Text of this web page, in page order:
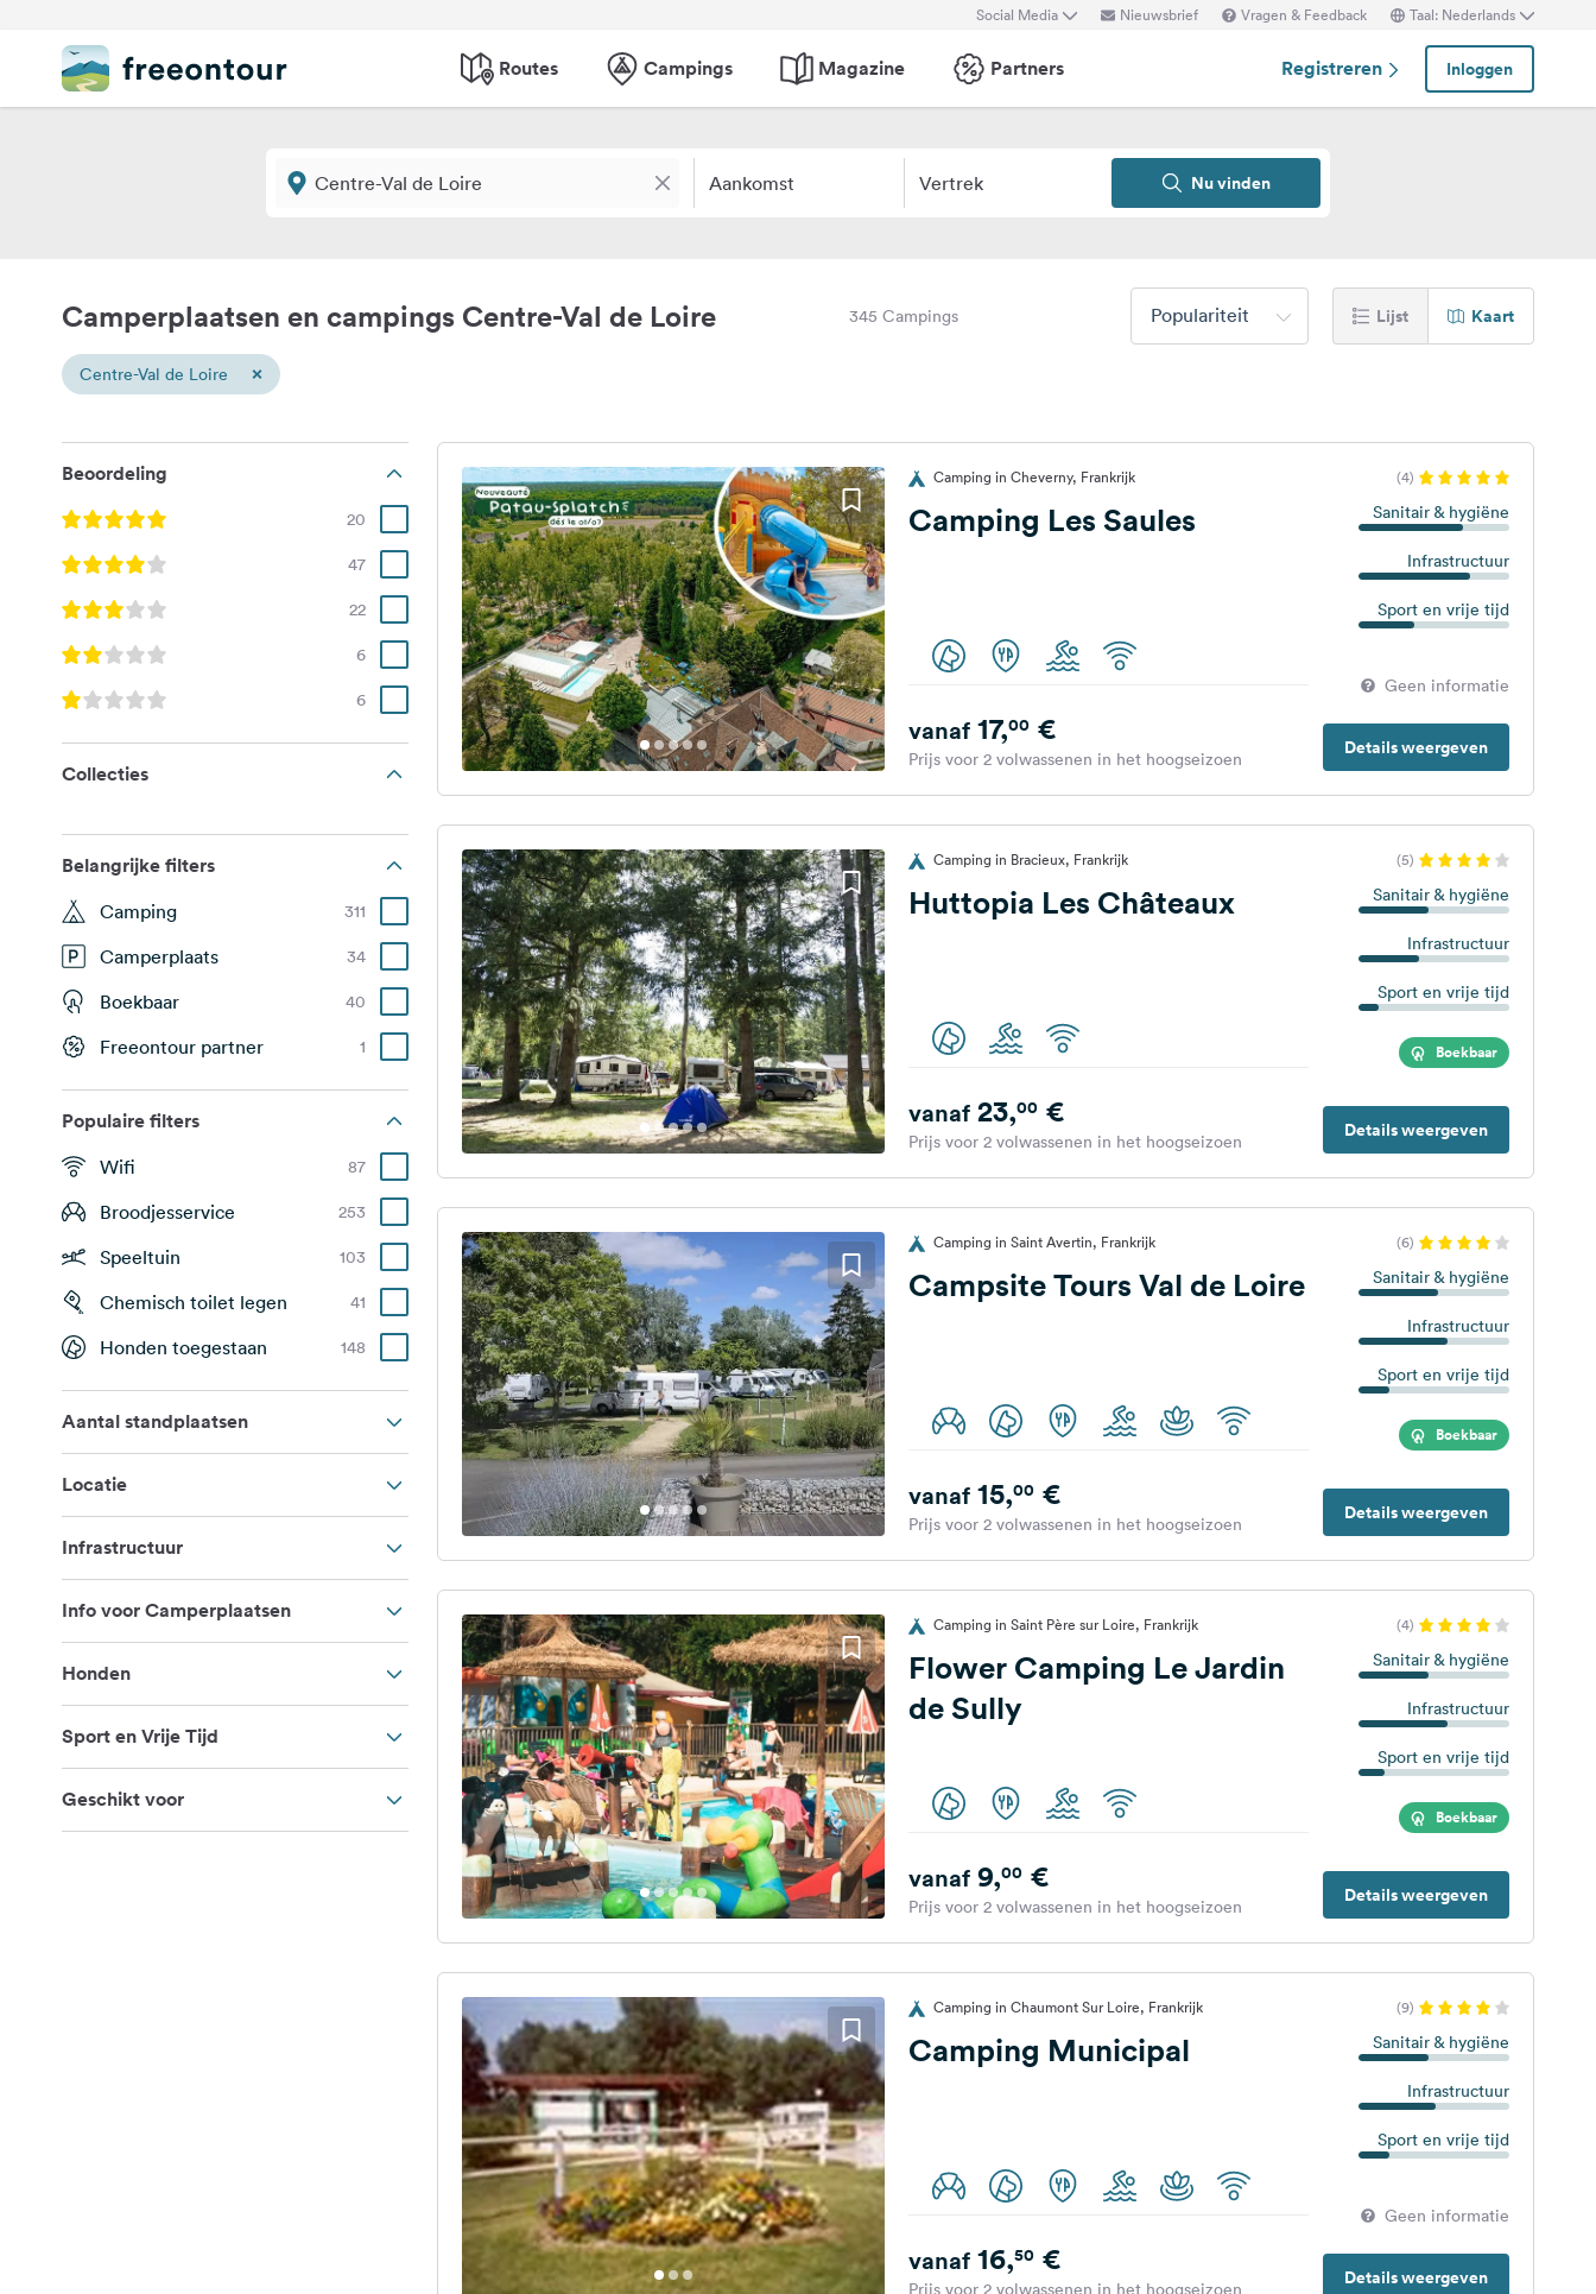
Social Media Nieuwsbrief Vragen & Feedback Taal: Nederlands
Routes Campings Magazine Partners Registreren Inloggen
Aankomst Vertrek Nu vinden
Camperplaatsen en campings Centre-Val de Loire 345 Campings Populariteit Lijst Kaart
Centre-Val de Loire ×
Beoordeling
20
47
22
6
6
Collecties
Belangrijke filters
Camping 311
Camperplaats 34
Boekbaar 40
Freeontour partner 1
Populaire filters
Wifi 87
Broodjesservice 253
Speeltuin 103
Chemisch toilet legen 41
Honden toegestaan 148
Aantal standplaatsen
Locatie
Infrastructuur
Info voor Camperplaatsen
Honden
Sport en Vrije Tijd
Geschikt voor
Camping in Cheverny, Frankrijk (4)
Camping Les Saules Sanitair & hygiëne
Infrastructuur
Sport en vrije tijd
Geen informatie
Details weergeven
vanaf17,00€
Prijs voor 2 volwassenen in het hoogseizoen
Camping in Bracieux, Frankrijk (5)
Huttopia Les Châteaux Sanitair & hygiëne
Infrastructuur
Sport en vrije tijd
Boekbaar
Details weergeven
vanaf23,00€
Prijs voor 2 volwassenen in het hoogseizoen
Camping in Saint Avertin, Frankrijk (6)
Campsite Tours Val de Loire Sanitair & hygiëne
Infrastructuur
Sport en vrije tijd
Boekbaar
Details weergeven
vanaf15,00€
Prijs voor 2 volwassenen in het hoogseizoen
Camping in Saint Père sur Loire, Frankrijk (4)
Flower Camping Le Jardin
de Sully
Sanitair & hygiëne
Infrastructuur
Sport en vrije tijd
Boekbaar
Details weergeven
vanaf9,00€
Prijs voor 2 volwassenen in het hoogseizoen
Camping in Chaumont Sur Loire, Frankrijk (9)
Camping Municipal Sanitair & hygiëne
Infrastructuur
Sport en vrije tijd
Geen informatie
Details weergeven
vanaf16,50€
Prijs voor 2 volwassenen in het hoogseizoen